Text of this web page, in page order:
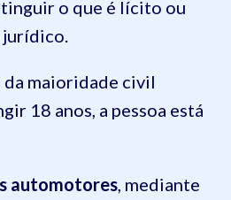
o que é lícito ou
maioridade civil
18 anos, a pessoa está
automotores , mediante